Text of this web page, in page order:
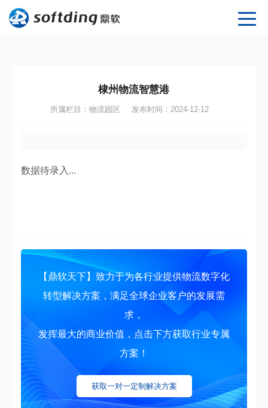
棣州物流智慧港
所属栏目：物流园区 发布时间：2024-12-12
数据待录入...
【鼎软天下】致力于为各行业提供物流数字化
转型解决方案，满足全球企业客户的发展需
求，
发挥最大的商业价值，点击下方获取行业专属
方案！
获取一对一定制解决方案